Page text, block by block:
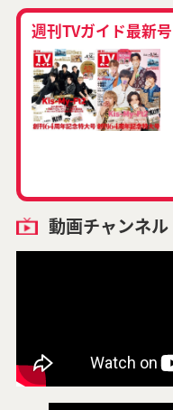
週刊TVガイド最新号
動画チャンネル